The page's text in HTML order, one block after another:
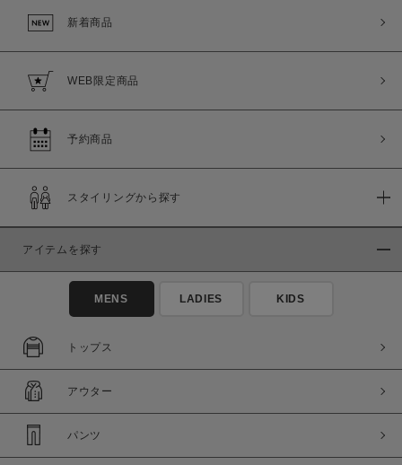
新着商品
WEB限定商品
予約商品
スタイリングから探す
アイテムを探す
MENS LADIES KIDS
トップス
アウター
パンツ